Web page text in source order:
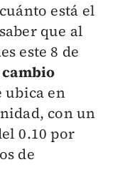
está el
que al
este 8 de
ubica en
con un
0.10 por
de